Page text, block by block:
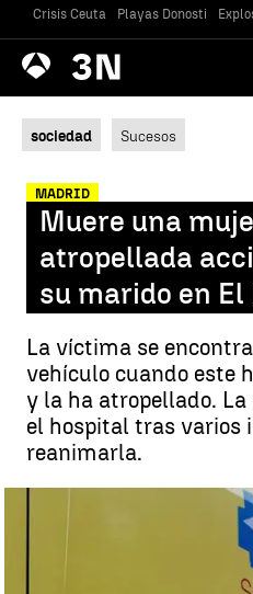
Crisis Ceuta Playas Donosti
Antena
3 Noticias
sociedad Sucesos
MADRID
Muere una
atropellada
su marido en
La víctima se
vehículo cuando este
y la ha atropellado.
el hospital tras varios
reanimarla.